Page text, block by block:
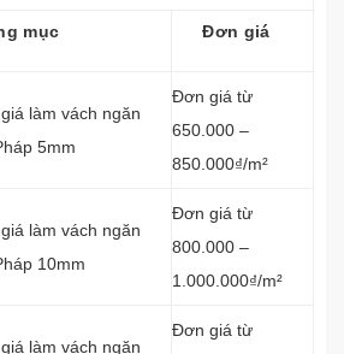
mục Đơn giá
làm vách ngăn
5mm
Đơn giá từ
650.000 –
850.000₫/m²
làm vách ngăn
10mm
Đơn giá từ
800.000 –
1.000.000₫/m²
làm vách ngăn
Đơn giá từ